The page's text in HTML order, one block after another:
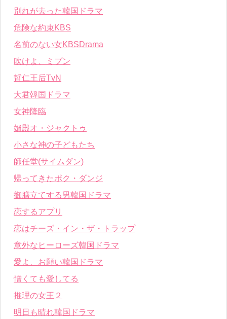
別れが去った韓国ドラマ
危険な約束KBS
名前のない女KBSDrama
吹けよ、ミプン
哲仁王后TvN
大君韓国ドラマ
女神降臨
婿殿オ・ジャクトゥ
小さな神の子どもたち
師任堂(サイムダン)
帰ってきたポク・ダンジ
御膳立てする男韓国ドラマ
恋するアプリ
恋はチーズ・イン・ザ・トラップ
意外なヒーローズ韓国ドラマ
愛よ、お願い韓国ドラマ
憎くても愛してる
推理の女王２
明日も晴れ韓国ドラマ